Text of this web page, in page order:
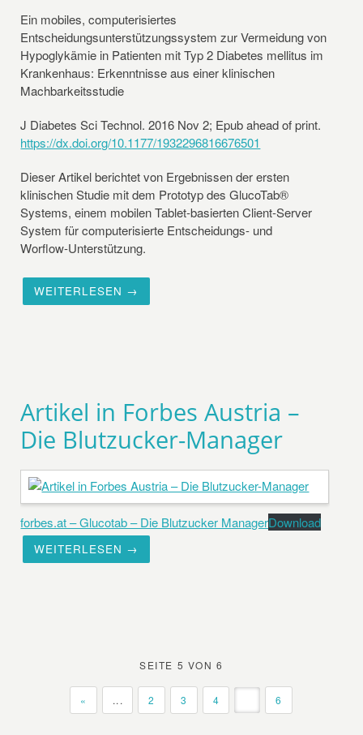
Ein mobiles, computerisiertes
Entscheidungsunterstützungssystem zur Vermeidung von
Hypoglykämie in Patienten mit Typ 2 Diabetes mellitus im
Krankenhaus: Erkenntnisse aus einer klinischen
Machbarkeitsstudie
J Diabetes Sci Technol. 2016 Nov 2; Epub ahead of print.
https://dx.doi.org/10.1177/1932296816676501
Dieser Artikel berichtet von Ergebnissen der ersten
klinischen Studie mit dem Prototyp des GlucoTab®
Systems, einem mobilen Tablet-basierten Client-Server
System für computerisierte Entscheidungs- und
Worflow-Unterstützung.
WEITERLESEN →
Artikel in Forbes Austria –
Die Blutzucker-Manager
forbes.at – Glucotab – Die Blutzucker ManagerDownload
WEITERLESEN →
SEITE 5 VON 6
« ... 2 3 4 6